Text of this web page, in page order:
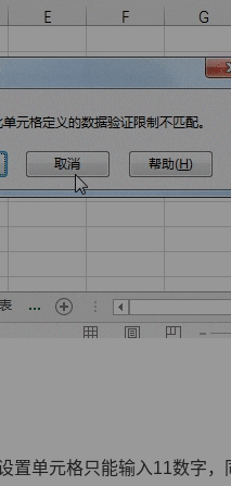
单元格只能输入11数字